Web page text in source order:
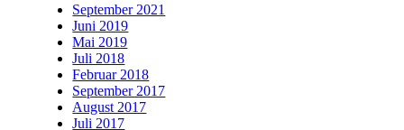
September 2021
Juni 2019
Mai 2019
Juli 2018
Februar 2018
September 2017
August 2017
Juli 2017